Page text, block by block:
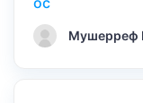
Мушерреф